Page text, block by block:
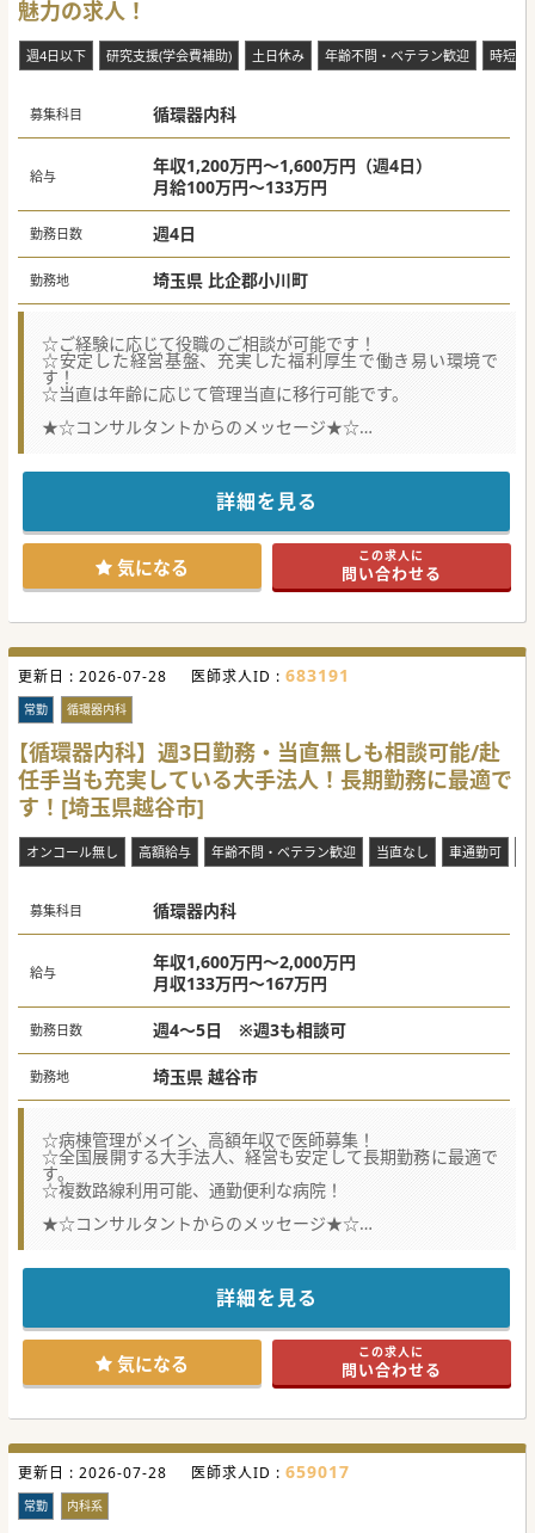
魅力の求人！
週4日以下 研究支援(学会費補助) 土日休み 年齢不問・ベテラン歓迎 時短勤
募集科目 循環器内科
給与
年収1,200万円～1,600万円（週4日）
月給100万円～133万円
勤務日数 週4日
勤務地 埼玉県 比企郡小川町
☆ご経験に応じて役職のご相談が可能です！
☆安定した経営基盤、充実した福利厚生で働き易い環境で
す！
☆当直は年齢に応じて管理当直に移行可能です。
★☆コンサルタントからのメッセージ★☆
地域を支える公的病院です。
各科常勤医師を募集となり、ご専門に応じた診療が可能で
福利厚生や支援制度などが充実していますので、
ドクターをはじめ従業員が働き易い環境が整っています。
詳細を見る
気になる この求人に
問い合わせる
更新日 : 2026-07-28 医師求人ID : 683191
常勤 循環器内科
【循環器内科】週3日勤務・当直無しも相談可能/赴
任手当も充実している大手法人！長期勤務に最適で
す！[埼玉県越谷市]
オンコール無し 高額給与 年齢不問・ベテラン歓迎 当直なし 車通勤可
募集科目 循環器内科
給与
年収1,600万円～2,000万円
月収133万円～167万円
勤務日数 週4～5日 ※週3も相談可
勤務地 埼玉県 越谷市
☆病棟管理がメイン、高額年収で医師募集！
☆全国展開する大手法人、経営も安定して長期勤務に最適で
す。
☆複数路線利用可能、通勤便利な病院！
★☆コンサルタントからのメッセージ★☆
地域密着型の総合病院、学閥などもなく、風通しのよい環境
若い医師の研鑽の場として、または部長候補としてのベテラ
ンから中堅医師まで幅広く募集。
関東で広く展開している大手法人が運営する総合病院なの
で、スタッフや設備も充実し、福利厚生も整っています。
スキルアップに最適な環境なので、ご興味のある方はお早め
にお問合せください。
#秋入職可
詳細を見る
気になる この求人に
問い合わせる
更新日 : 2026-07-28 医師求人ID : 659017
常勤 内科系